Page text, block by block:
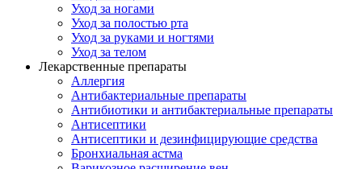
Уход за ногами
Уход за полостью рта
Уход за руками и ногтями
Уход за телом
Лекарственные препараты
Аллергия
Антибактериальные препараты
Антибиотики и антибактериальные препараты
Антисептики
Антисептики и дезинфицирующие средства
Бронхиальная астма